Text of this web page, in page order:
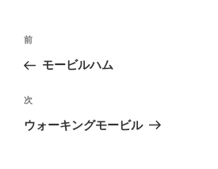
投
ナ
ビ
ゲ
過
去
投
稿
前
モービルハム
次
の
次
ウォーキングモービル